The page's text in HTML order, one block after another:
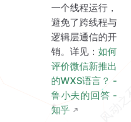
一个线程运行，
避免了跨线程与
逻辑层通信的开
销。详见： 如何
评价微信新推出
的WXS语言？ -
鲁小夫的回答 -
知乎